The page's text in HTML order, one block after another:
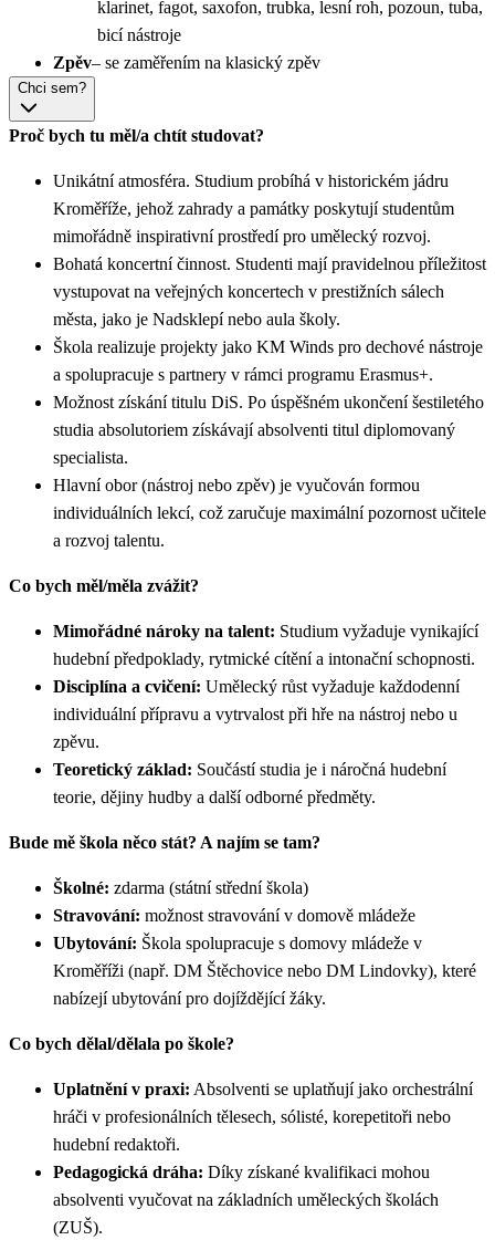
klarinet, fagot, saxofon, trubka, lesní roh, pozoun, tuba,
bicí nástroje
Zpěv– se zaměřením na klasický zpěv
Chci sem?
Proč bych tu měl/a chtít studovat?
Unikátní atmosféra. Studium probíhá v historickém jádru
Kroměříže, jehož zahrady a památky poskytují studentům
mimořádně inspirativní prostředí pro umělecký rozvoj.
Bohatá koncertní činnost. Studenti mají pravidelnou příležitost
vystupovat na veřejných koncertech v prestižních sálech
města, jako je Nadsklepí nebo aula školy.
Škola realizuje projekty jako KM Winds pro dechové nástroje
a spolupracuje s partnery v rámci programu Erasmus+.
Možnost získání titulu DiS. Po úspěšném ukončení šestiletého
studia absolutoriem získávají absolventi titul diplomovaný
specialista.
Hlavní obor (nástroj nebo zpěv) je vyučován formou
individuálních lekcí, což zaručuje maximální pozornost učitele
a rozvoj talentu.
Co bych měl/měla zvážit?
Mimořádné nároky na talent: Studium vyžaduje vynikající
hudební předpoklady, rytmické cítění a intonační schopnosti.
Disciplína a cvičení: Umělecký růst vyžaduje každodenní
individuální přípravu a vytrvalost při hře na nástroj nebo u
zpěvu.
Teoretický základ: Součástí studia je i náročná hudební
teorie, dějiny hudby a další odborné předměty.
Bude mě škola něco stát? A najím se tam?
Školné: zdarma (státní střední škola)
Stravování: možnost stravování v domově mládeže
Ubytování: Škola spolupracuje s domovy mládeže v
Kroměříži (např. DM Štěchovice nebo DM Lindovky), které
nabízejí ubytování pro dojíždějící žáky.
Co bych dělal/dělala po škole?
Uplatnění v praxi: Absolventi se uplatňují jako orchestrální
hráči v profesionálních tělesech, sólisté, korepetitoři nebo
hudební redaktoři.
Pedagogická dráha: Díky získané kvalifikaci mohou
absolventi vyučovat na základních uměleckých školách
(ZUŠ).